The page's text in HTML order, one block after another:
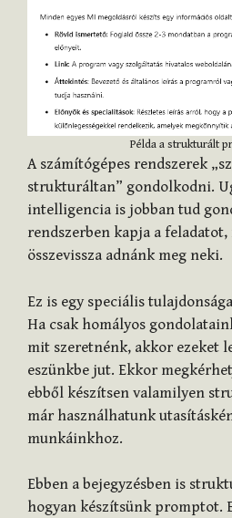
Példa a strukturált
A számítógépes rendszerek
strukturáltan” gondolkodni.
intelligencia is jobban tud
rendszerben kapja a
összevissza adnánk meg neki.
Ez is egy speciális
Ha csak homályos
mit szeretnénk, akkor ezeket
eszünkbe jut. Ekkor
ebből készítsen valamilyen
már használhatunk
munkáinkhoz.
Ebben a bejegyzésben is
hogyan készítsünk promptot.